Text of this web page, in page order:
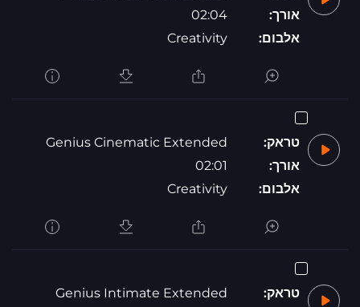
אורך:
02:04
אלבום:
Creativity
טראק:
Genius Cinematic Extended
אורך:
02:01
אלבום:
Creativity
טראק:
Genius Intimate Extended